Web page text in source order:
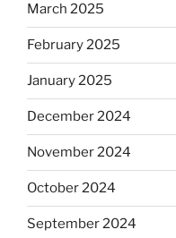
March 2025
February 2025
January 2025
December 2024
November 2024
October 2024
September 2024